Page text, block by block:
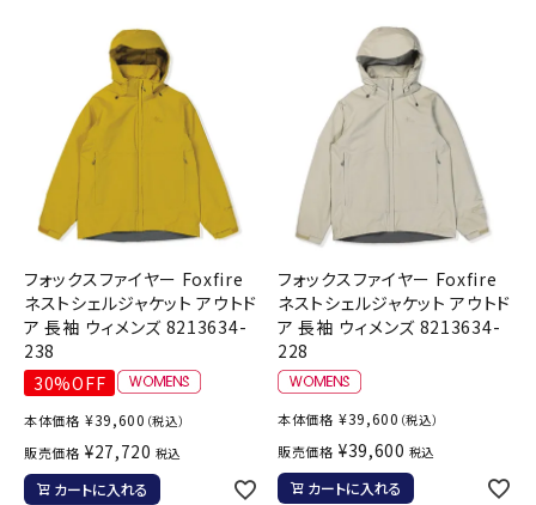
フォックスファイヤー Foxfire
ネストシェルジャケット アウトド
ア 長袖 ウィメンズ 8213634-
238
30%OFF
本体価格 ¥39,600 （税込）
販売価格 ¥27,720 税込
カートに入れる
フォックスファイヤー Foxfire
ネストシェルジャケット アウトド
ア 長袖 ウィメンズ 8213634-
228
本体価格 ¥39,600 （税込）
販売価格 ¥39,600 税込
カートに入れる